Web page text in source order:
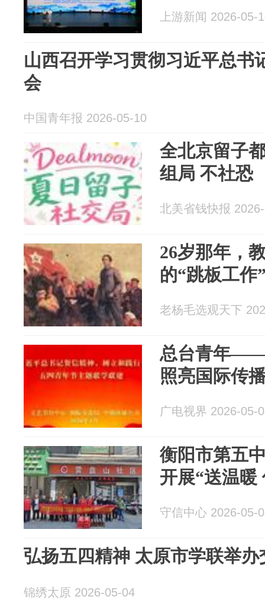
上游新闻 2026-05-
山西召开学习贯彻习近平总书
会
中国青年报 2026-05-10
全北京留子
组局 不社恐
北美省钱快报
26岁那年，
的“跳板工作
老杨毛选观天下
总台青年——
照亮国际传
广电视界 2026-05-
衡阳市第五
开展“送温暖
守信中心 2026-05-
弘扬五四精神 太原市学联举办
锦绣太原 2026-05-04